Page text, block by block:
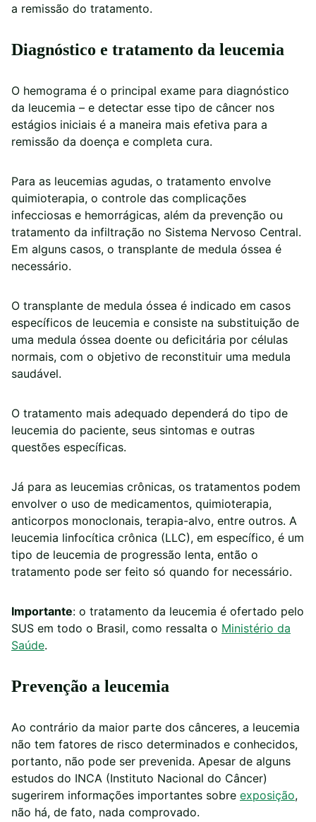
a remissão do tratamento.
Diagnóstico e tratamento da leucemia
O hemograma é o principal exame para diagnóstico
da leucemia – e detectar esse tipo de câncer nos
estágios iniciais é a maneira mais efetiva para a
remissão da doença e completa cura.
Para as leucemias agudas, o tratamento envolve
quimioterapia, o controle das complicações
infecciosas e hemorrágicas, além da prevenção ou
tratamento da infiltração no Sistema Nervoso Central.
Em alguns casos, o transplante de medula óssea é
necessário.
O transplante de medula óssea é indicado em casos
específicos de leucemia e consiste na substituição de
uma medula óssea doente ou deficitária por células
normais, com o objetivo de reconstituir uma medula
saudável.
O tratamento mais adequado dependerá do tipo de
leucemia do paciente, seus sintomas e outras
questões específicas.
Já para as leucemias crônicas, os tratamentos podem
envolver o uso de medicamentos, quimioterapia,
anticorpos monoclonais, terapia-alvo, entre outros. A
leucemia linfocítica crônica (LLC), em específico, é um
tipo de leucemia de progressão lenta, então o
tratamento pode ser feito só quando for necessário.
Importante: o tratamento da leucemia é ofertado pelo
SUS em todo o Brasil, como ressalta o Ministério da
Saúde.
Prevenção a leucemia
Ao contrário da maior parte dos cânceres, a leucemia
não tem fatores de risco determinados e conhecidos,
portanto, não pode ser prevenida. Apesar de alguns
estudos do INCA (Instituto Nacional do Câncer)
sugerirem informações importantes sobre exposição,
não há, de fato, nada comprovado.